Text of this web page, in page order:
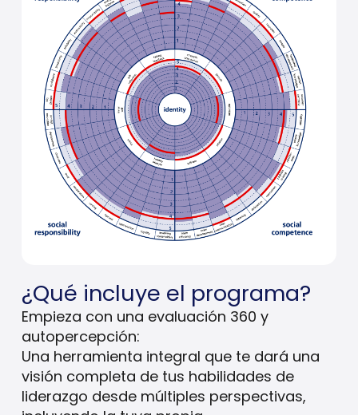
¿Qué incluye el programa?
Empieza con una evaluación 360 y
autopercepción:
Una herramienta integral que te dará una
visión completa de tus habilidades de
liderazgo desde múltiples perspectivas,